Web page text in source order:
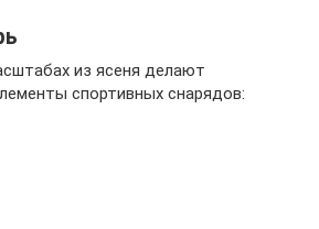
из ясеня делают
спортивных снарядов: